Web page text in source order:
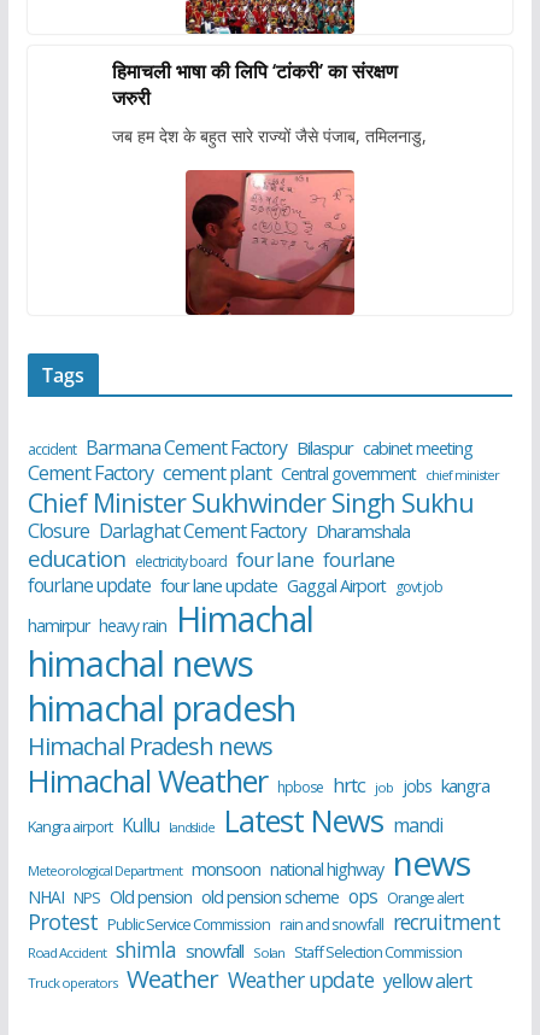
हिमाचली भाषा की लिपि ‘टांकरी’ का संरक्षण
जरुरी
जब हम देश के बहुत सारे राज्यों जैसे पंजाब, तमिलनाडु,
Tags
accident Barmana Cement Factory Bilaspur cabinet meeting
Cement Factory cement plant Central government chief minister
Chief Minister Sukhwinder Singh Sukhu
Closure Darlaghat Cement Factory Dharamshala
education electricity board four lane fourlane
fourlane update four lane update Gaggal Airport govt job
hamirpur heavy rain Himachal
himachal news
himachal pradesh
Himachal Pradesh news
Himachal Weather hpbose hrtc job jobs kangra
Kangra airport Kullu landslide Latest News mandi
Meteorological Department monsoon national highway news
NHAI NPS Old pension old pension scheme ops Orange alert
Protest Public Service Commission rain and snowfall recruitment
Road Accident shimla snowfall Solan Staff Selection Commission
Truck operators Weather Weather update yellow alert